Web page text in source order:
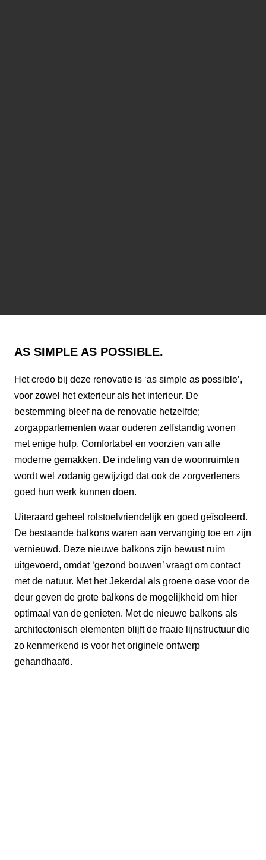
AS SIMPLE AS POSSIBLE.
Het credo bij deze renovatie is ‘as simple as possible’,
voor zowel het exterieur als het interieur. De
bestemming bleef na de renovatie hetzelfde;
zorgappartementen waar ouderen zelfstandig wonen
met enige hulp. Comfortabel en voorzien van alle
moderne gemakken. De indeling van de woonruimten
wordt wel zodanig gewijzigd dat ook de zorgverleners
goed hun werk kunnen doen.
Uiteraard geheel rolstoelvriendelijk en goed geïsoleerd.
De bestaande balkons waren aan vervanging toe en zijn
vernieuwd. Deze nieuwe balkons zijn bewust ruim
uitgevoerd, omdat ‘gezond bouwen’ vraagt om contact
met de natuur. Met het Jekerdal als groene oase voor de
deur geven de grote balkons de mogelijkheid om hier
optimaal van de genieten. Met de nieuwe balkons als
architectonisch elementen blijft de fraaie lijnstructuur die
zo kenmerkend is voor het originele ontwerp
gehandhaafd.